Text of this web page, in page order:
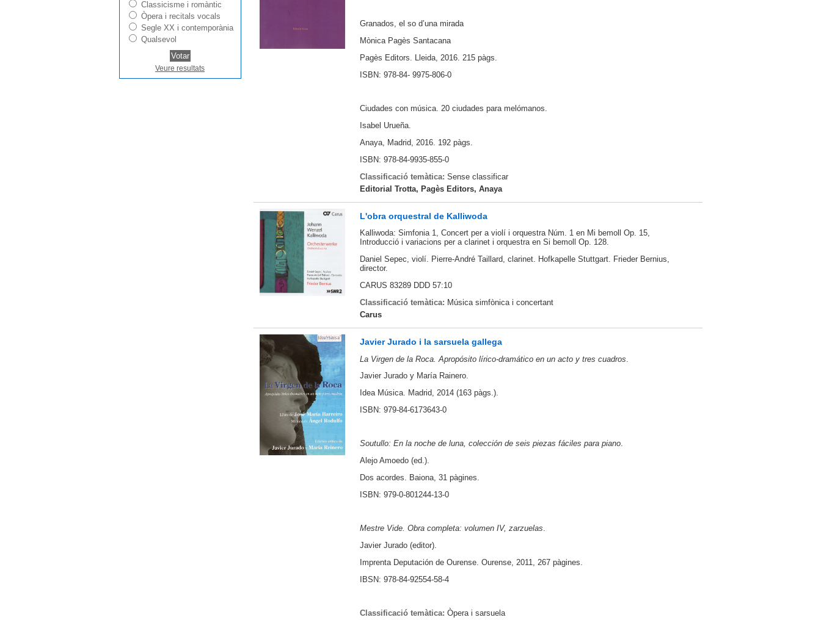
Classicisme i romàntic
Òpera i recitals vocals
Segle XX i contemporània
Qualsevol
Veure resultats
Granados, el so d’una mirada
Mònica Pagès Santacana
Pagès Editors. Lleida, 2016. 215 pàgs.
ISBN: 978-84- 9975-806-0
Ciudades con música. 20 ciudades para melómanos.
Isabel Urueña.
Anaya, Madrid, 2016. 192 pàgs.
ISBN: 978-84-9935-855-0
Classificació temàtica: Sense classificar
Editorial Trotta, Pagès Editors, Anaya
L'obra orquestral de Kalliwoda
Kalliwoda: Simfonia 1, Concert per a violí i orquestra Núm. 1 en Mi bemoll Op. 15,
Introducció i variacions per a clarinet i orquestra en Si bemoll Op. 128.
Daniel Sepec, violí. Pierre-André Taillard, clarinet. Hofkapelle Stuttgart. Frieder Bernius,
director.
CARUS 83289 DDD 57:10
Classificació temàtica: Música simfònica i concertant
Carus
Javier Jurado i la sarsuela gallega
La Virgen de la Roca. Apropósito lírico-dramático en un acto y tres cuadros
Javier Jurado y María Rainero.
Idea Música. Madrid, 2014 (163 pàgs.).
ISBN: 979-84-6173643-0
Soutullo: En la noche de luna, colección de seis piezas fáciles para piano.
Alejo Amoedo (ed.).
Dos acordes. Baiona, 31 pàgines.
ISBN: 979-0-801244-13-0
Mestre Vide. Obra completa: volumen IV, zarzuelas.
Javier Jurado (editor).
Imprenta Deputación de Ourense. Ourense, 2011, 267 pàgines.
IBSN: 978-84-92554-58-4
Classificació temàtica: Òpera i sarsuela